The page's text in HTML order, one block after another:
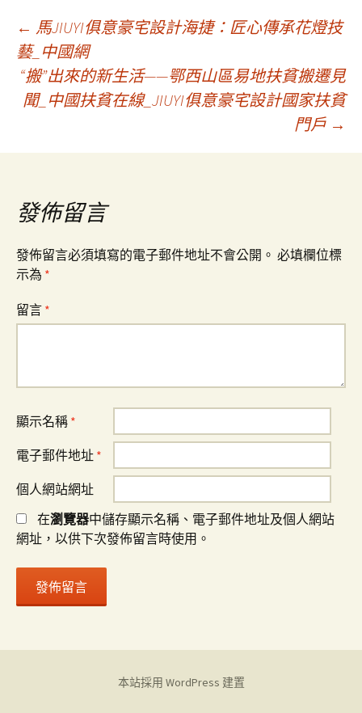
文
章
導
覽
← 馬JIUYI俱意豪宅設計海捷：匠心傳承花燈技
藝_中國網
“搬”出來的新生活——鄂西山區易地扶貧搬遷見
聞_中國扶貧在線_JIUYI俱意豪宅設計國家扶貧
門戶 →
發佈留言
發佈留言必須填寫的電子郵件地址不會公開。 必填欄位標
示為 *
留言 *
顯示名稱 *
電子郵件地址 *
個人網站網址
在瀏覽器中儲存顯示名稱、電子郵件地址及個人網站
網址，以供下次發佈留言時使用。
本站採用 WordPress 建置